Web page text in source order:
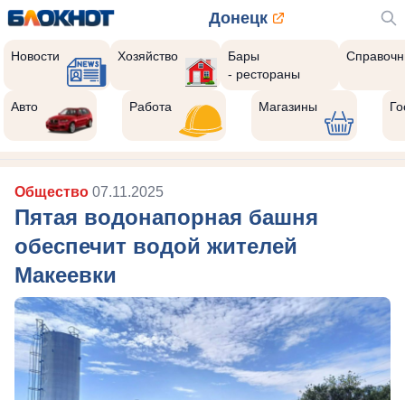
Донецк
Новости Хозяйство
Бары
- рестораны
Авто Работа Магазины
Общество 07.11.2025
Пятая водонапорная башня
обеспечит водой жителей
Макеевки